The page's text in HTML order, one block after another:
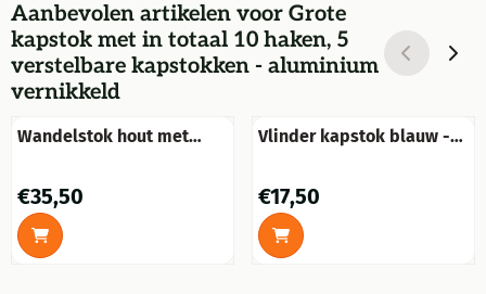
Aanbevolen artikelen voor Grote
kapstok met in totaal 10 haken, 5
verstelbare kapstokken - aluminium
vernikkeld
Wandelstok hout met
Prijs: 35,50
€35,50
Vlinder kapstok blauw -
Prijs: 17,50
€17,50